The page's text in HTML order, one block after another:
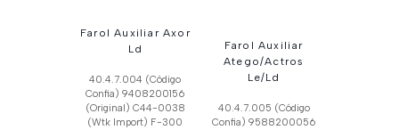
Farol Auxiliar Axor
Ld
40.4.7.004 (Código
Confia) 9408200156
(Original) C44-0038
(Wtk Import) F-300
Farol Auxiliar
Atego/Actros
Le/Ld
40.4.7.005 (Código
Confia) 9588200056